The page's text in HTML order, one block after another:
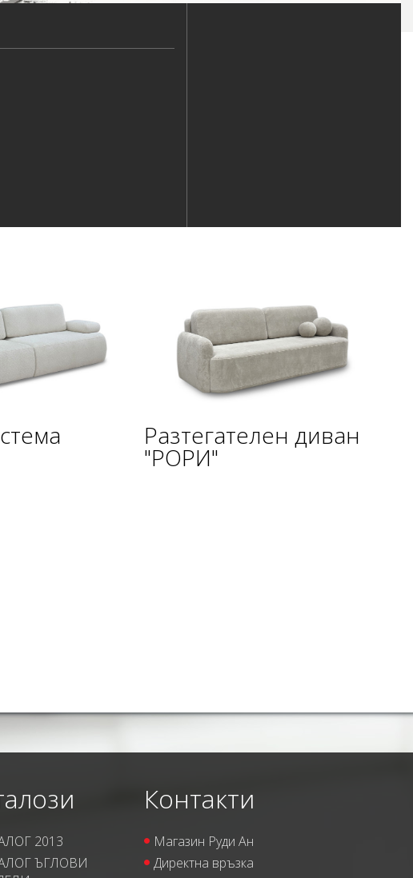
Разтегателен диван
"РОРИ"
2013
ЪГЛОВИ
Контакти
Магазин Руди Ан
Директна връзка